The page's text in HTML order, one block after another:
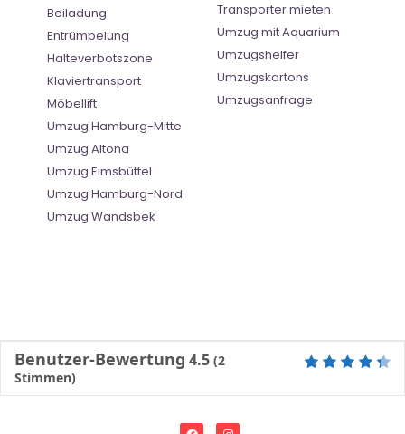
Beiladung
Entrümpelung
Halteverbotszone
Klaviertransport
Möbellift
Umzug Hamburg-Mitte
Umzug Altona
Umzug Eimsbüttel
Umzug Hamburg-Nord
Umzug Wandsbek
Transporter mieten
Umzug mit Aquarium
Umzugshelfer
Umzugskartons
Umzugsanfrage
Benutzer-Bewertung 4.5 (2
Stimmen)